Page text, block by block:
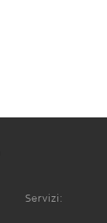
Servizi: